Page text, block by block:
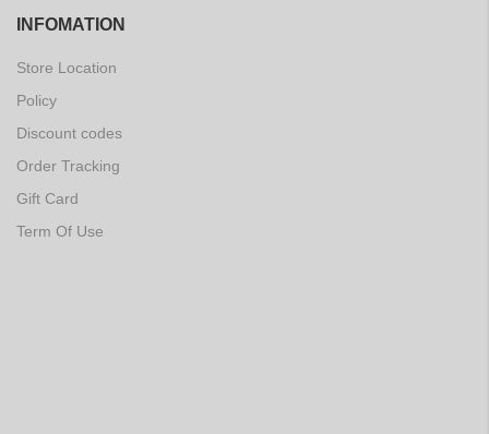
INFOMATION
Store Location
Policy
Discount codes
Order Tracking
Gift Card
Term Of Use